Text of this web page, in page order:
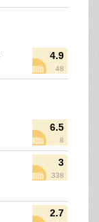
4.9
48
6.5
8
3
338
2.7